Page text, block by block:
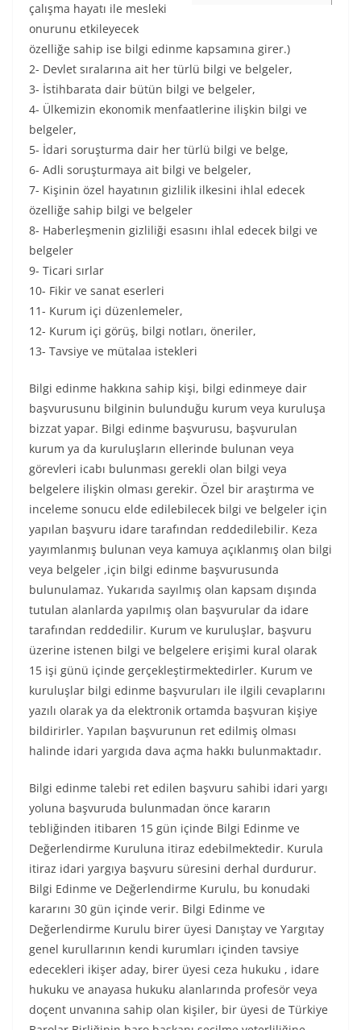
çalışma hayatı ile mesleki
onurunu etkileyecek
özelliğe sahip ise bilgi edinme kapsamına girer.)
2- Devlet sıralarına ait her türlü bilgi ve belgeler,
3- İstihbarata dair bütün bilgi ve belgeler,
4- Ülkemizin ekonomik menfaatlerine ilişkin bilgi ve
belgeler,
5- İdari soruşturma dair her türlü bilgi ve belge,
6- Adli soruşturmaya ait bilgi ve belgeler,
7- Kişinin özel hayatının gizlilik ilkesini ihlal edecek
özelliğe sahip bilgi ve belgeler
8- Haberleşmenin gizliliği esasını ihlal edecek bilgi ve
belgeler
9- Ticari sırlar
10- Fikir ve sanat eserleri
11- Kurum içi düzenlemeler,
12- Kurum içi görüş, bilgi notları, öneriler,
13- Tavsiye ve mütalaa istekleri
Bilgi edinme hakkına sahip kişi, bilgi edinmeye dair
başvurusunu bilginin bulunduğu kurum veya kuruluşa
bizzat yapar. Bilgi edinme başvurusu, başvurulan
kurum ya da kuruluşların ellerinde bulunan veya
görevleri icabı bulunması gerekli olan bilgi veya
belgelere ilişkin olması gerekir. Özel bir araştırma ve
inceleme sonucu elde edilebilecek bilgi ve belgeler için
yapılan başvuru idare tarafından reddedilebilir. Keza
yayımlanmış bulunan veya kamuya açıklanmış olan bilgi
veya belgeler ,için bilgi edinme başvurusunda
bulunulamaz. Yukarıda sayılmış olan kapsam dışında
tutulan alanlarda yapılmış olan başvurular da idare
tarafından reddedilir. Kurum ve kuruluşlar, başvuru
üzerine istenen bilgi ve belgelere erişimi kural olarak
15 işi günü içinde gerçekleştirmektedirler. Kurum ve
kuruluşlar bilgi edinme başvuruları ile ilgili cevaplarını
yazılı olarak ya da elektronik ortamda başvuran kişiye
bildirirler. Yapılan başvurunun ret edilmiş olması
halinde idari yargıda dava açma hakkı bulunmaktadır.
Bilgi edinme talebi ret edilen başvuru sahibi idari yargı
yoluna başvuruda bulunmadan önce kararın
tebliğinden itibaren 15 gün içinde Bilgi Edinme ve
Değerlendirme Kuruluna itiraz edebilmektedir. Kurula
itiraz idari yargıya başvuru süresini derhal durdurur.
Bilgi Edinme ve Değerlendirme Kurulu, bu konudaki
kararını 30 gün içinde verir. Bilgi Edinme ve
Değerlendirme Kurulu birer üyesi Danıştay ve Yargıtay
genel kurullarının kendi kurumları içinden tavsiye
edecekleri ikişer aday, birer üyesi ceza hukuku , idare
hukuku ve anayasa hukuku alanlarında profesör veya
doçent unvanına sahip olan kişiler, bir üyesi de Türkiye